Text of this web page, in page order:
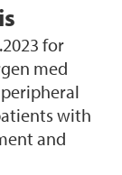
for
med
with
and